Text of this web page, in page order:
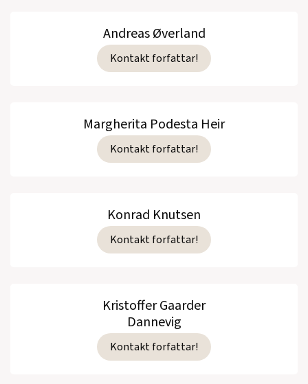
Andreas Øverland
Kontakt forfattar!
Margherita Podesta Heir
Kontakt forfattar!
Konrad Knutsen
Kontakt forfattar!
Kristoffer Gaarder
Dannevig
Kontakt forfattar!